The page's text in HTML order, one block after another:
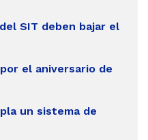
SIT deben bajar el
el aniversario de
un sistema de